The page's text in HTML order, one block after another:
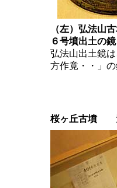
（左）弘法山
６号墳出土の鏡
弘法山出土鏡
方作竟・・」の
桜ヶ丘古墳